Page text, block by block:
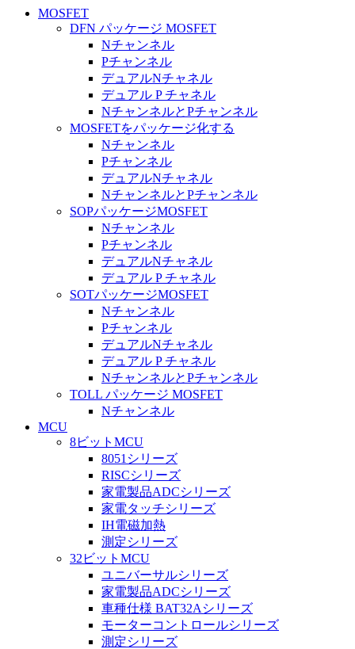
MOSFET
DFN パッケージ MOSFET
Nチャンネル
Pチャンネル
デュアルNチャネル
デュアル P チャネル
NチャンネルとPチャンネル
MOSFETをパッケージ化する
Nチャンネル
Pチャンネル
デュアルNチャネル
NチャンネルとPチャンネル
SOPパッケージMOSFET
Nチャンネル
Pチャンネル
デュアルNチャネル
デュアル P チャネル
SOTパッケージMOSFET
Nチャンネル
Pチャンネル
デュアルNチャネル
デュアル P チャネル
NチャンネルとPチャンネル
TOLL パッケージ MOSFET
Nチャンネル
MCU
8ビットMCU
8051シリーズ
RISCシリーズ
家電製品ADCシリーズ
家電タッチシリーズ
IH電磁加熱
測定シリーズ
32ビットMCU
ユニバーサルシリーズ
家電製品ADCシリーズ
車種仕様 BAT32Aシリーズ
モーターコントロールシリーズ
測定シリーズ